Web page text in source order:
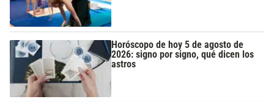
Horóscopo de hoy 5 de agosto de
2026: signo por signo, qué dicen los
astros